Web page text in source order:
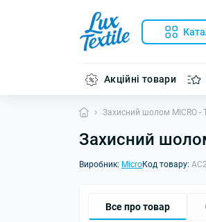
Акційні товари
Захисний шолом MICRO -
Захисний
Виробник: MicroКод товару:
Все про товар